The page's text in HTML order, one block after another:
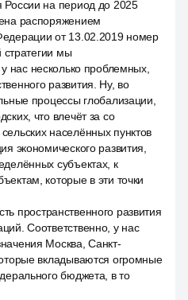
России на период до 2025
распоряжением
от 13.02.2019 номер
стратегии мы
нас несколько проблемных,
развития. Ну, во
процессы глобализации,
что влечёт за со
населённых пунктов
экономического развития,
субъектах, к
которые в эти точки
пространственного развития
Соответственно, у нас
Москва, Санкт-
вкладываются огромные
бюджета, в то